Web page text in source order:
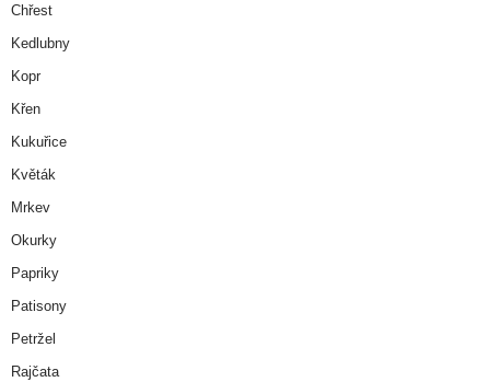
Chřest
Kedlubny
Kopr
Křen
Kukuřice
Květák
Mrkev
Okurky
Papriky
Patisony
Petržel
Rajčata